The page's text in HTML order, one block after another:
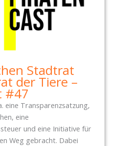
Stadtrat
der Tiere –
#47
eine Transparenzsatzung,
eine
und eine Initiative für
Weg gebracht. Dabei